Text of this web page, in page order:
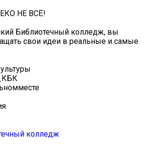
НЕ ВСЁ!
Библиотечный колледж, вы
свои идеи в реальные и самые
колледж